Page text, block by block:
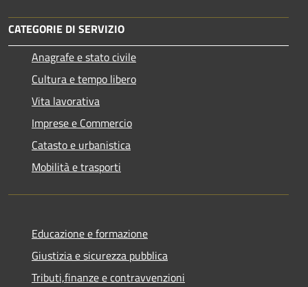
CATEGORIE DI SERVIZIO
Anagrafe e stato civile
Cultura e tempo libero
Vita lavorativa
Imprese e Commercio
Catasto e urbanistica
Mobilità e trasporti
Educazione e formazione
Giustizia e sicurezza pubblica
Tributi,finanze e contravvenzioni